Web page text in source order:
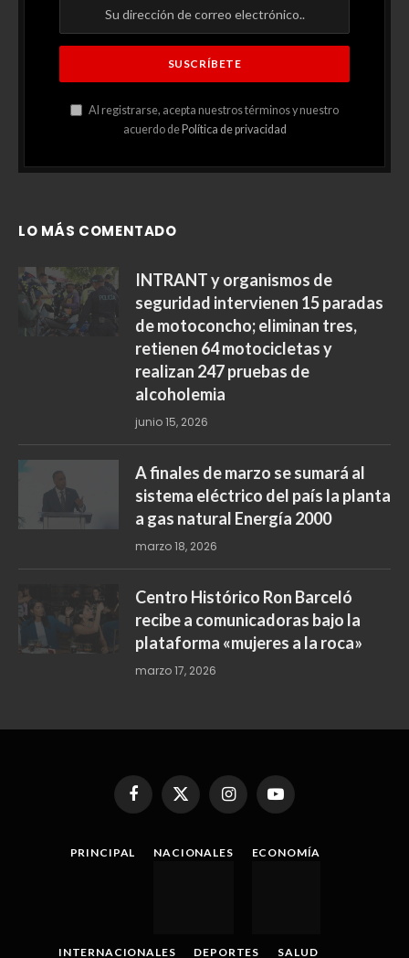
Al registrarse, acepta nuestros términos y nuestro
acuerdo de Política de privacidad
LO MÁS COMENTADO
INTRANT y organismos de
seguridad intervienen 15 paradas
de motoconcho; eliminan tres,
retienen 64 motocicletas y
realizan 247 pruebas de
alcoholemia
junio 15, 2026
A finales de marzo se sumará al
sistema eléctrico del país la planta
a gas natural Energía 2000
marzo 18, 2026
Centro Histórico Ron Barceló
recibe a comunicadoras bajo la
plataforma «mujeres a la roca»
marzo 17, 2026
FacebookX
InstagramYouTube
PRINCIPAL NACIONALES ECONOMÍA
INTERNACIONALES DEPORTES SALUD